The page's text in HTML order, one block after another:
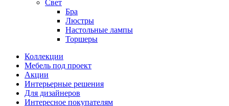
Свет
Бра
Люстры
Настольные лампы
Торшеры
Коллекции
Мебель под проект
Акции
Интерьерные решения
Для дизайнеров
Интересное покупателям